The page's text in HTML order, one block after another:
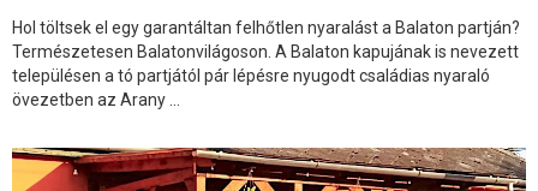
Hol töltsek el egy garantáltan felhőtlen nyaralást a Balaton partján?
Természetesen Balatonvilágoson. A Balaton kapujának is nevezett
településen a tó partjától pár lépésre nyugodt családias nyaraló
övezetben az Arany ...